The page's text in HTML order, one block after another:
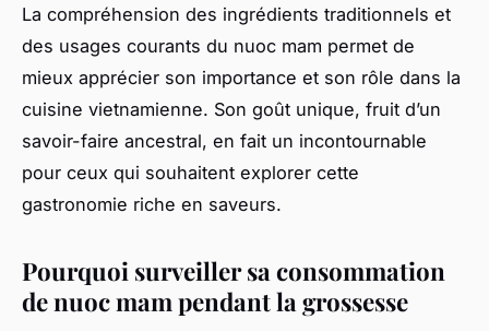
La compréhension des ingrédients traditionnels et
des usages courants du nuoc mam permet de
mieux apprécier son importance et son rôle dans la
cuisine vietnamienne. Son goût unique, fruit d’un
savoir-faire ancestral, en fait un incontournable
pour ceux qui souhaitent explorer cette
gastronomie riche en saveurs.
Pourquoi surveiller sa consommation
de nuoc mam pendant la grossesse